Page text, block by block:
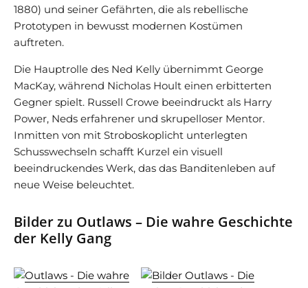
1880) und seiner Gefährten, die als rebellische
Prototypen in bewusst modernen Kostümen
auftreten.
Die Hauptrolle des Ned Kelly übernimmt George
MacKay, während Nicholas Hoult einen erbitterten
Gegner spielt. Russell Crowe beeindruckt als Harry
Power, Neds erfahrener und skrupelloser Mentor.
Inmitten von mit Stroboskoplicht unterlegten
Schusswechseln schafft Kurzel ein visuell
beeindruckendes Werk, das das Banditenleben auf
neue Weise beleuchtet.
Bilder zu Outlaws – Die wahre Geschichte
der Kelly Gang